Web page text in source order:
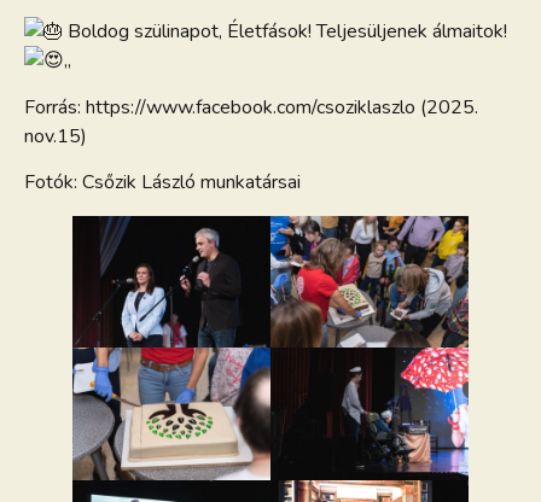
Boldog szülinapot, Életfások! Teljesüljenek álmaitok!
„
Forrás: https://www.facebook.com/csoziklaszlo (2025.
nov.15)
Fotók: Csőzik László munkatársai